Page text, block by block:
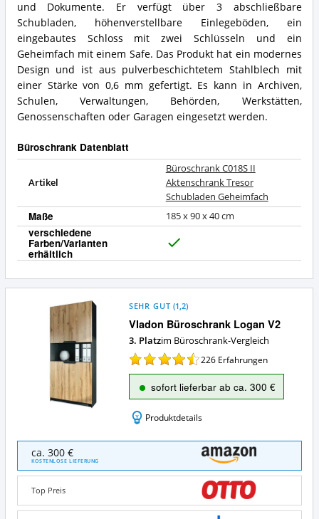
Aktenschrank
Tresor
Schubladen
Geheimfach
Zusammenfassung:
Was
bietet
dieser
Büroschrank?
und Dokumente. Er verfügt über 3 abschließbare
Schubladen, höhenverstellbare Einlegeböden, ein
eingebautes Schloss mit zwei Schlüsseln und ein
Geheimfach mit einem Safe. Das Produkt hat ein modernes
Design und ist aus pulverbeschichtetem Stahlblech mit
einer Stärke von 0,6 mm gefertigt. Es kann in Archiven,
Schulen, Verwaltungen, Behörden, Werkstätten,
Genossenschaften oder Garagen eingesetzt werden.
Büroschrank Datenblatt
Artikel
Büroschrank C018S II
Aktenschrank Tresor
Schubladen Geheimfach
Maße 185 x 90 x 40 cm
verschiedene
Farben/Varianten
erhältlich
a
Was
spricht
für
diesen
Büroschrank?
Vladon Büroschrank Logan V2
SEHR GUT (1,2)
3. Platzim Büroschrank-Vergleich
226 Erfahrungen
sofort lieferbar ab ca. 300 €
Produktdetails
Büroschrank
Logan
Angebote:
Wo
ca. 300 €
KOSTENLOSE LIEFERUNG
Top Preis